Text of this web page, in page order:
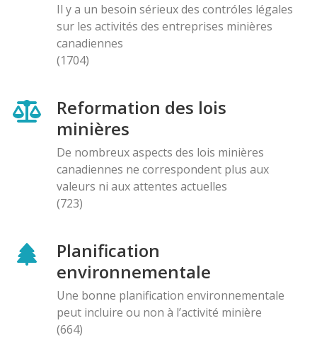
Il y a un besoin sérieux des contróles légales
sur les activités des entreprises minières
canadiennes
(1704)
Reformation des lois
minières
De nombreux aspects des lois minières
canadiennes ne correspondent plus aux
valeurs ni aux attentes actuelles
(723)
Planification
environnementale
Une bonne planification environnementale
peut incluire ou non à l’activité minière
(664)